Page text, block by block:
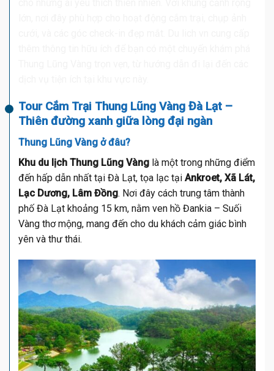
Tour Cắm Trại Thung Lũng Vàng Đà Lạt –
Thiên đường xanh giữa lòng đại ngàn
Thung Lũng Vàng ở đâu?
Khu du lịch Thung Lũng Vàng là một trong những điểm
đến hấp dẫn nhất tại Đà Lạt, tọa lạc tại Ankroet, Xã Lát,
Lạc Dương, Lâm Đồng. Nơi đây cách trung tâm thành
phố Đà Lạt khoảng 15 km, nằm ven hồ Đankia – Suối
Vàng thơ mộng, mang đến cho du khách cảm giác bình
yên và thư thái.